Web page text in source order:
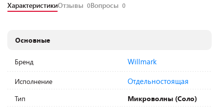
ХарактеристикиОтзывы 0Вопросы 0
Основные
Бренд Willmark
Исполнение Отдельностоящая
Тип
Микроволны (Соло)